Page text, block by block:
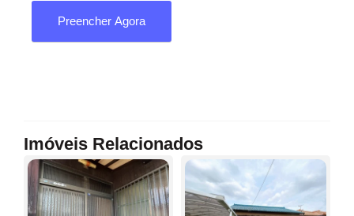
Preencher Agora
Imóveis Relacionados